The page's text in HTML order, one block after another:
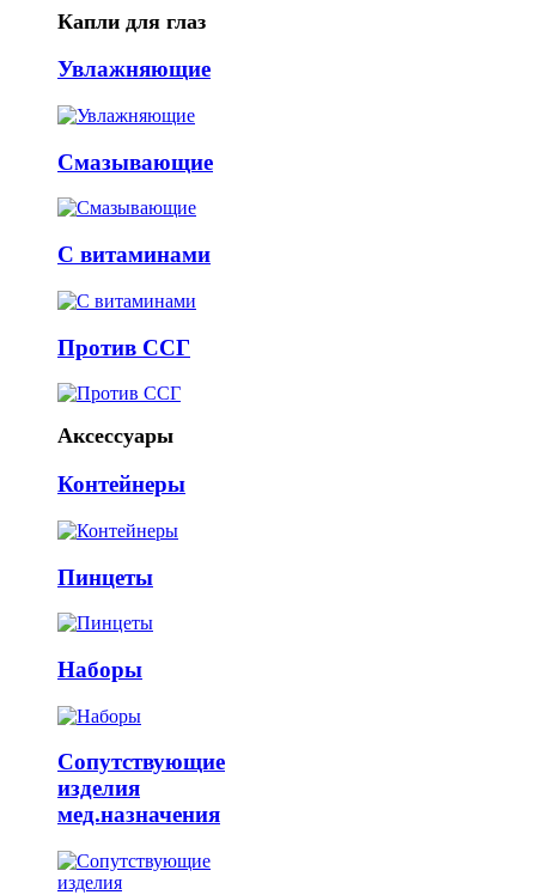
Капли для глаз
Увлажняющие
Смазывающие
С витаминами
Против ССГ
Аксессуары
Контейнеры
Пинцеты
Наборы
Сопутствующие
изделия
мед.назначения